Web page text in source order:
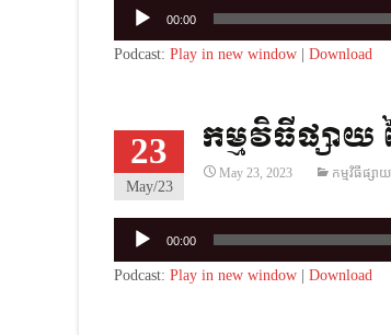
Audio
Player
00:00
Podcast: Play in new window Download
23
May/23
កម្មវិធីផ្សាយ ថ្
May 23, 2023 កម្មវិធីផ្សាយ
Audio
Player
00:00
Podcast: Play in new window Download